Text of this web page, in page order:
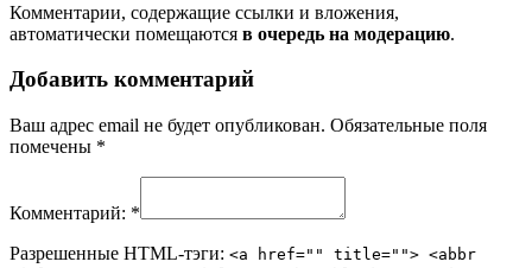
Комментарии, содержащие ссылки и вложения,
автоматически помещаются в очередь на модерацию.
Добавить комментарий
Ваш адрес email не будет опубликован. Обязательные поля
помечены *
Комментарий: *
Разрешенные HTML-тэги: <a href="" title=""> <abbr